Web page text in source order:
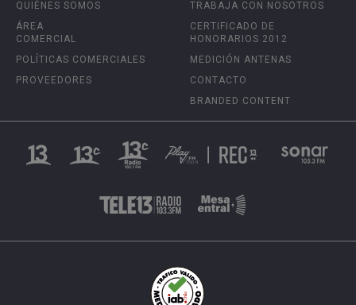
QUIÉNES SOMOS
ÁREA
COMERCIAL
POLÍTICAS COMERCIALES
PROVEEDORES
TRABAJA CON NOSOTROS
CERTIFICADO DE
HONORARIOS 2012
MEDICIÓN ANTENAS
CONTACTO
BRANDED CONTENT